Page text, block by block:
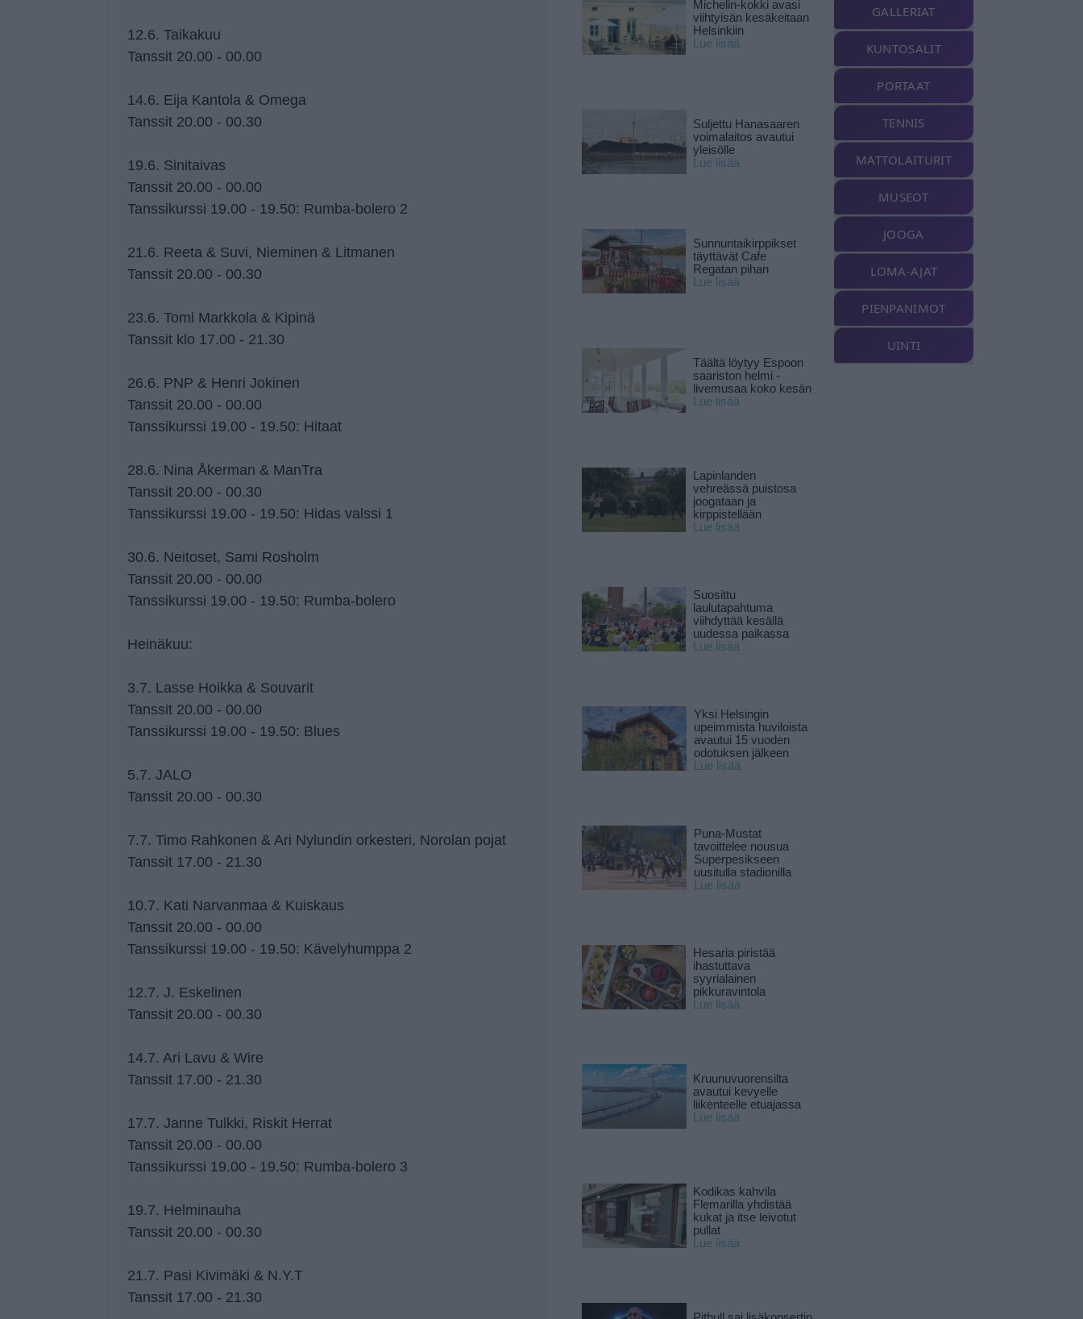
12.6. Taikakuu
Tanssit 20.00 - 00.00
14.6. Eija Kantola & Omega
Tanssit 20.00 - 00.30
19.6. Sinitaivas
Tanssit 20.00 - 00.00
Tanssikurssi 19.00 - 19.50: Rumba-bolero 2
21.6. Reeta & Suvi, Nieminen & Litmanen
Tanssit 20.00 - 00.30
23.6. Tomi Markkola & Kipinä
Tanssit klo 17.00 - 21.30
26.6. PNP & Henri Jokinen
Tanssit 20.00 - 00.00
Tanssikurssi 19.00 - 19.50: Hitaat
28.6. Nina Åkerman & ManTra
Tanssit 20.00 - 00.30
Tanssikurssi 19.00 - 19.50: Hidas valssi 1
30.6. Neitoset, Sami Rosholm
Tanssit 20.00 - 00.00
Tanssikurssi 19.00 - 19.50: Rumba-bolero
Heinäkuu:
3.7. Lasse Hoikka & Souvarit
Tanssit 20.00 - 00.00
Tanssikurssi 19.00 - 19.50: Blues
5.7. JALO
Tanssit 20.00 - 00.30
7.7. Timo Rahkonen & Ari Nylundin orkesteri, Norolan pojat
Tanssit 17.00 - 21.30
10.7. Kati Narvanmaa & Kuiskaus
Tanssit 20.00 - 00.00
Tanssikurssi 19.00 - 19.50: Kävelyhumppa 2
12.7. J. Eskelinen
Tanssit 20.00 - 00.30
14.7. Ari Lavu & Wire
Tanssit 17.00 - 21.30
17.7. Janne Tulkki, Riskit Herrat
Tanssit 20.00 - 00.00
Tanssikurssi 19.00 - 19.50: Rumba-bolero 3
19.7. Helminauha
Tanssit 20.00 - 00.30
21.7. Pasi Kivimäki & N.Y.T
Tanssit 17.00 - 21.30
Michelin-kokki avasi
viihtyisän kesäkeitaan
Helsinkiin
Lue lisää
Suljettu Hanasaaren
voimalaitos avautui
yleisölle
Lue lisää
Sunnuntaikirppikset
täyttävät Cafe
Regatan pihan
Lue lisää
Täältä löytyy Espoon
saariston helmi -
livemusaa koko kesän
Lue lisää
Lapinlanden
vehreässä puistosa
joogataan ja
kirppistellään
Lue lisää
Suosittu
laulutapahtuma
viihdyttää kesällä
uudessa paikassa
Lue lisää
Yksi Helsingin
upeimmista huviloista
avautui 15 vuoden
odotuksen jälkeen
Lue lisää
Puna-Mustat
tavoittelee nousua
Superpesikseen
uusitulla stadionilla
Lue lisää
Hesaria piristää
ihastuttava
syyrialainen
pikkuravintola
Lue lisää
Kruunuvuorensilta
avautui kevyelle
liikenteelle etuajassa
Lue lisää
Kodikas kahvila
Flemarilla yhdistää
kukat ja itse leivotut
pullat
Lue lisää
GALLERIAT
KUNTOSALIT
PORTAAT
TENNIS
MATTOLAITURIT
MUSEOT
JOOGA
LOMA-AJAT
PIENPANIMOT
UINTI